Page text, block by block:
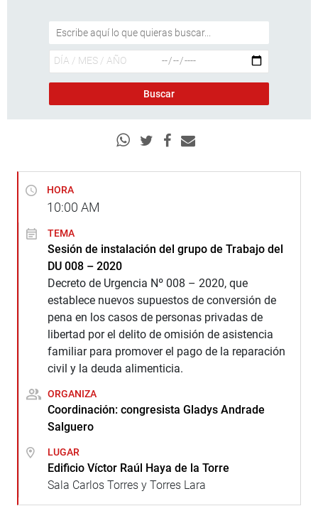
HORA
10:00 AM
TEMA
Sesión de instalación del grupo de Trabajo del
DU 008 – 2020
Decreto de Urgencia Nº 008 – 2020, que
establece nuevos supuestos de conversión de
pena en los casos de personas privadas de
libertad por el delito de omisión de asistencia
familiar para promover el pago de la reparación
civil y la deuda alimenticia.
ORGANIZA
Coordinación: congresista Gladys Andrade
Salguero
LUGAR
Edificio Víctor Raúl Haya de la Torre
Sala Carlos Torres y Torres Lara